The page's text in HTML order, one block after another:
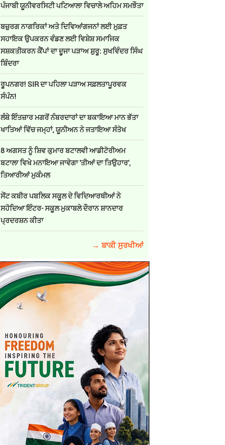
ਪੰਜਾਬੀ ਯੂਨੀਵਰਸਿਟੀ ਪਟਿਆਲਾ ਵਿਚਾਲੇ ਅਹਿਮ ਸਮਝੌਤਾ
ਬਜ਼ੁਰਗ ਨਾਗਰਿਕਾਂ ਅਤੇ ਦਿਵਿਆਂਗਜਨਾਂ ਲਈ ਮੁਫ਼ਤ
ਸਹਾਇਕ ਉਪਕਰਨ ਵੰਡਣ ਲਈ ਵਿਸ਼ੇਸ਼ ਸਮਾਜਿਕ
ਸਸ਼ਕਤੀਕਰਨ ਕੈਂਪਾਂ ਦਾ ਦੂਜਾ ਪੜਾਅ ਸ਼ੁਰੂ: ਸੁਖਵਿੰਦਰ ਸਿੰਘ
ਬਿੰਦਰਾ
ਰੂਪਨਗਰ! SIR ਦਾ ਪਹਿਲਾ ਪੜਾਅ ਸਫ਼ਲਤਾਪੂਰਵਕ
ਸੰਪੰਨ!
ਲੰਬੇ ਇੰਤਜ਼ਾਰ ਮਗਰੋਂ ਨੰਬਰਦਾਰਾਂ ਦਾ ਬਕਾਇਆ ਮਾਨ ਭੱਤਾ
ਖਾਤਿਆਂ ਵਿੱਚ ਜਮ੍ਹਾਂ, ਯੂਨੀਅਨ ਨੇ ਜਤਾਇਆ ਸੰਤੋਖ
8 ਅਗਸਤ ਨੂੰ ਸ਼ਿਵ ਕੁਮਾਰ ਬਟਾਲਵੀ ਆਡੀਟੋਰੀਅਮ
ਬਟਾਲਾ ਵਿਖੇ ਮਨਾਇਆ ਜਾਵੇਗਾ 'ਤੀਆਂ ਦਾ ਤਿਉਹਾਰ',
ਤਿਆਰੀਆਂ ਮੁਕੰਮਲ
ਸੇਂਟ ਕਬੀਰ ਪਬਲਿਕ ਸਕੂਲ ਦੇ ਵਿਦਿਆਰਥੀਆਂ ਨੇ
ਸਹੋਦਿਆ ਇੰਟਰ- ਸਕੂਲ ਮੁਕਾਬਲੇ ਦੌਰਾਨ ਸ਼ਾਨਦਾਰ
ਪ੍ਰਦਰਸ਼ਨ ਕੀਤਾ
→ ਬਾਕੀ ਸੁਰਖੀਆਂ